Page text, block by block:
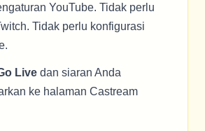
YouTube. Tidak perlu
Tidak perlu konfigurasi
Live dan siaran Anda
ke halaman Castream